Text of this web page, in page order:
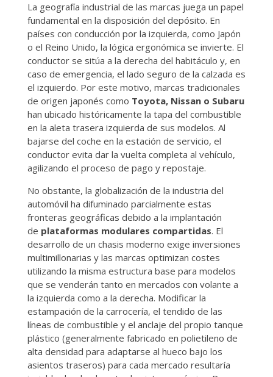
La geografía industrial de las marcas juega un papel
fundamental en la disposición del depósito. En
países con conducción por la izquierda, como Japón
o el Reino Unido, la lógica ergonómica se invierte. El
conductor se sitúa a la derecha del habitáculo y, en
caso de emergencia, el lado seguro de la calzada es
el izquierdo. Por este motivo, marcas tradicionales
de origen japonés como Toyota, Nissan o Subaru
han ubicado históricamente la tapa del combustible
en la aleta trasera izquierda de sus modelos. Al
bajarse del coche en la estación de servicio, el
conductor evita dar la vuelta completa al vehículo,
agilizando el proceso de pago y repostaje.
No obstante, la globalización de la industria del
automóvil ha difuminado parcialmente estas
fronteras geográficas debido a la implantación
de plataformas modulares compartidas. El
desarrollo de un chasis moderno exige inversiones
multimillonarias y las marcas optimizan costes
utilizando la misma estructura base para modelos
que se venderán tanto en mercados con volante a
la izquierda como a la derecha. Modificar la
estampación de la carrocería, el tendido de las
líneas de combustible y el anclaje del propio tanque
plástico (generalmente fabricado en polietileno de
alta densidad para adaptarse al hueco bajo los
asientos traseros) para cada mercado resultaría